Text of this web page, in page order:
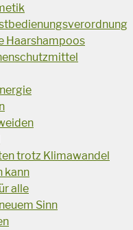
Haarshampoos
trotz Klimawandel
kann
alle
Sinn